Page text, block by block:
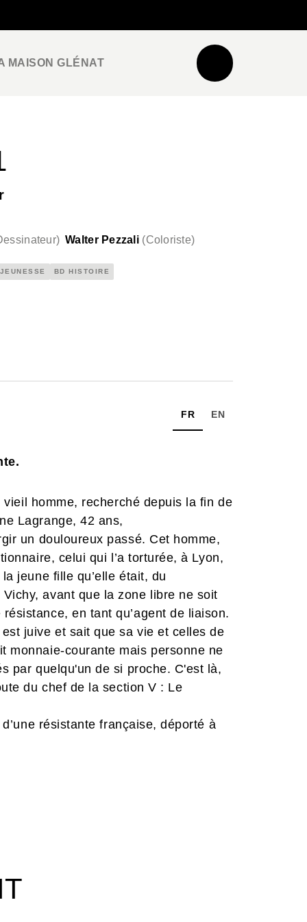
MAISON GLÉNAT
) Walter Pezzali (Coloriste)
BD HISTOIRE
FR EN
homme, recherché depuis la fin de
Lagrange, 42 ans,
un douloureux passé. Cet homme,
celui qui l’a torturée, à Lyon,
jeune fille qu’elle était, du
avant que la zone libre ne soit
en tant qu’agent de liaison.
juive et sait que sa vie et celles de
monnaie-courante mais personne ne
par quelqu'un de si proche. C'est là,
du chef de la section V : Le
résistante française, déporté à